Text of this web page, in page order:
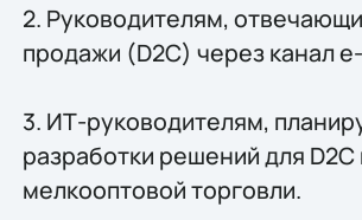
2. Руководителям,
продажи (D2C) через канал
3. ИТ-руководителям,
разработки решений для D2C
мелкооптовой торговли.